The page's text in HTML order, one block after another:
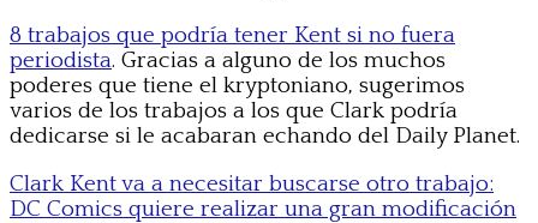
8 trabajos que podría tener Kent si no fuera
periodista. Gracias a alguno de los muchos
poderes que tiene el kryptoniano, sugerimos
varios de los trabajos a los que Clark podría
dedicarse si le acabaran echando del Daily Planet.
Clark Kent va a necesitar buscarse otro trabajo:
DC Comics quiere realizar una gran modificación